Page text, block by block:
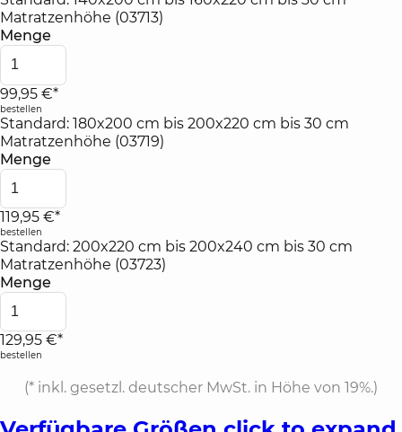
Matratzenhöhe (03713)
Menge
99,95 €*
bestellen
Standard: 180x200 cm bis 200x220 cm bis 30 cm
Matratzenhöhe (03719)
Menge
119,95 €*
bestellen
Standard: 200x220 cm bis 200x240 cm bis 30 cm
Matratzenhöhe (03723)
Menge
129,95 €*
bestellen
(* inkl. gesetzl. deutscher MwSt. in Höhe von 19%.)